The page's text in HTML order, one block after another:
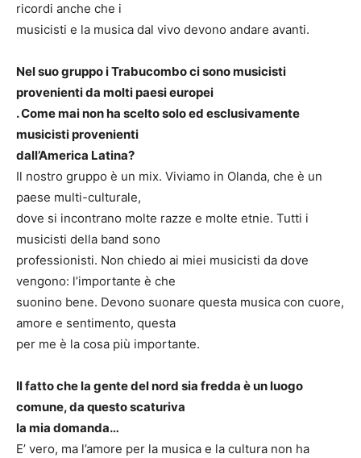
ricordi anche che i
musicisti e la musica dal vivo devono andare avanti.
Nel suo gruppo i Trabucombo ci sono musicisti
provenienti da molti paesi europei
. Come mai non ha scelto solo ed esclusivamente
musicisti provenienti
dall’America Latina?
Il nostro gruppo è un mix. Viviamo in Olanda, che è un
paese multi-culturale,
dove si incontrano molte razze e molte etnie. Tutti i
musicisti della band sono
professionisti. Non chiedo ai miei musicisti da dove
vengono: l’importante è che
suonino bene. Devono suonare questa musica con cuore,
amore e sentimento, questa
per me è la cosa più importante.
Il fatto che la gente del nord sia fredda è un luogo
comune, da questo scaturiva
la mia domanda…
E’ vero, ma l’amore per la musica e la cultura non ha